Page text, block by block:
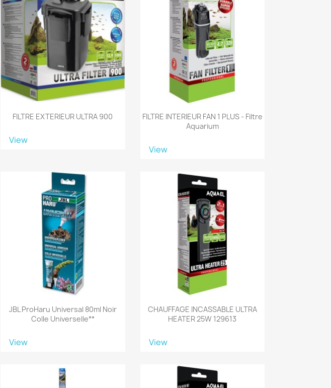
FILTRE EXTERIEUR ULTRA 900
View
FILTRE INTERIEUR FAN 1 PLUS - Filtre
Aquarium
View
JBL ProHaru Universal 80ml Noir
Colle Universelle**
View
CHAUFFAGE INCASSABLE ULTRA
HEATER 25W 129613
View